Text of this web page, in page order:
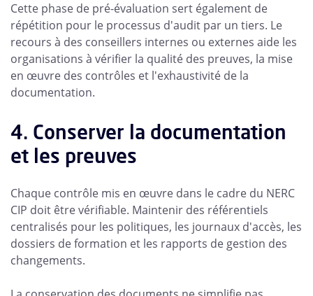
Cette phase de pré-évaluation sert également de
répétition pour le processus d'audit par un tiers. Le
recours à des conseillers internes ou externes aide les
organisations à vérifier la qualité des preuves, la mise
en œuvre des contrôles et l'exhaustivité de la
documentation.
4. Conserver la documentation
et les preuves
Chaque contrôle mis en œuvre dans le cadre du NERC
CIP doit être vérifiable. Maintenir des référentiels
centralisés pour les politiques, les journaux d'accès, les
dossiers de formation et les rapports de gestion des
changements.